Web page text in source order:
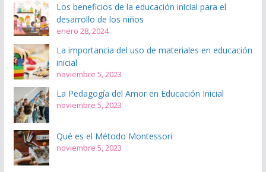
Los beneficios de la educación inicial para el
desarrollo de los niños
enero 28, 2024
La importancia del uso de materiales en educación
inicial
noviembre 5, 2023
La Pedagogía del Amor en Educación Inicial
noviembre 5, 2023
Qué es el Método Montessori
noviembre 5, 2023